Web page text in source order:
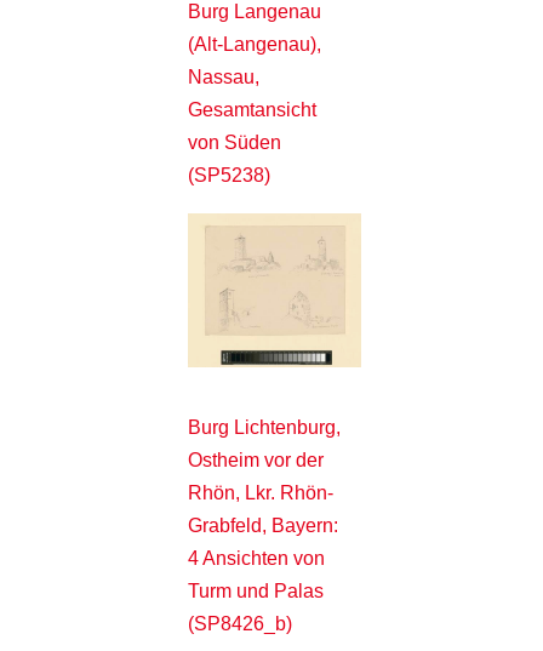
Burg Langenau
(Alt-Langenau),
Nassau,
Gesamtansicht
von Süden
(SP5238)
Burg Lichtenburg,
Ostheim vor der
Rhön, Lkr. Rhön-
Grabfeld, Bayern:
4 Ansichten von
Turm und Palas
(SP8426_b)